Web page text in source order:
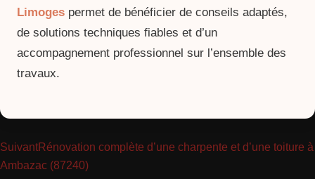
Limoges permet de bénéficier de conseils adaptés,
de solutions techniques fiables et d’un
accompagnement professionnel sur l’ensemble des
travaux.
SuivantRénovation complète d’une charpente et d’une toiture à
Ambazac (87240)